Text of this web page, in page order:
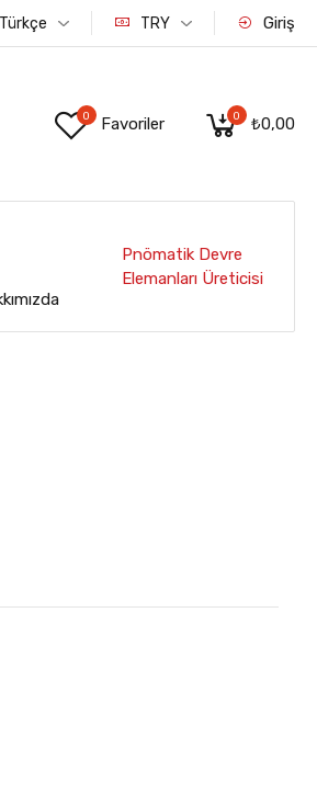
Türkçe TRY Giriş
0 Favoriler 0 ₺0,00
Pnömatik Devre
Elemanları Üreticisi